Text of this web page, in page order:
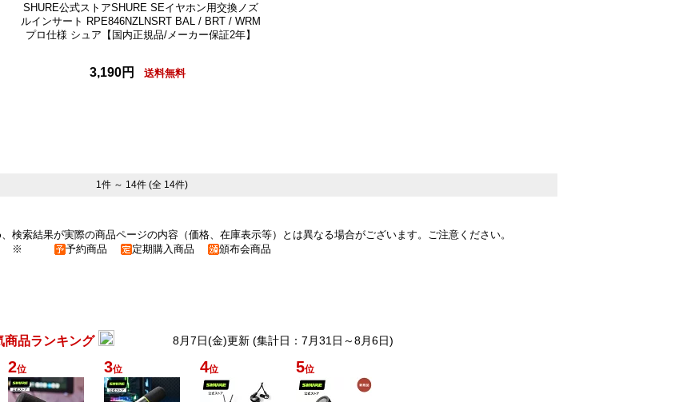
SHURE公式ストアSHURE SEイヤホン用交換ノズ
ルインサート RPE846NZLNSRT BAL / BRT / WRM
プロ仕様 シュア【国内正規品/メーカー保証2年】
3,190円 送料無料
1件 ～ 14件 (全 14件)
検索結果が実際の商品ページの内容（価格、在庫表示等）とは異なる場合がございます。ご注意ください。
※
予約商品 定期購入商品 頒布会商品
商品ランキング 8月7日(金)更新 (集計日：7月31日～8月6日)
2位 3位 4位 5位